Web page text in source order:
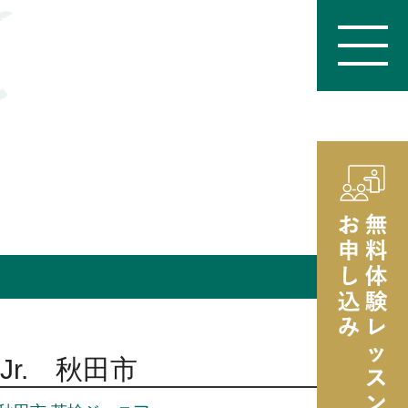
秋田市